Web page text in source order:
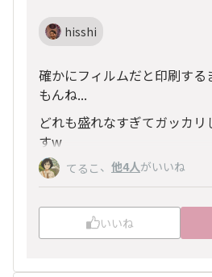
hisshi
確かにフィルムだと印刷する
もんね...
どれも盛れなすぎてガッカ
すw
祖母と父の部屋にだけ1枚ず
てるこ 、 他4人がいいね
いいね